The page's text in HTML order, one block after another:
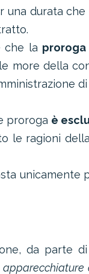
una durata
che la
more della
proroga è
le ragioni
unicamente
da parte